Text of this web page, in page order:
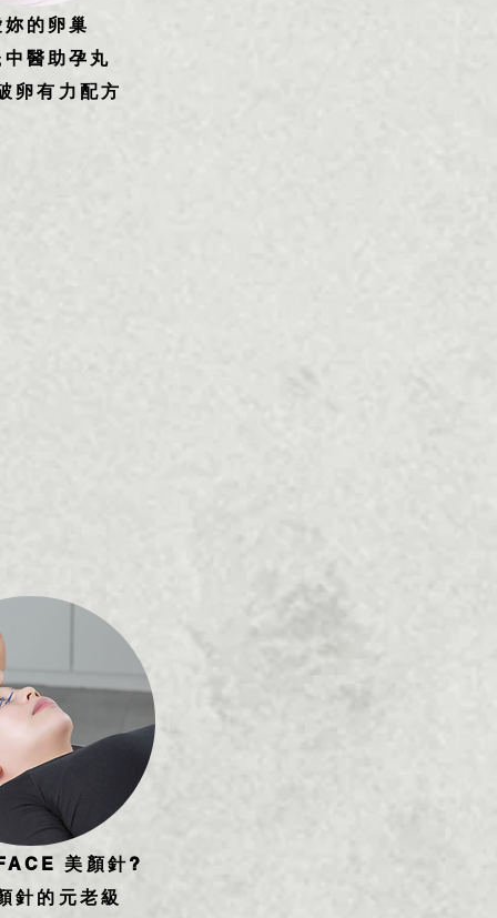
妳的卵巢
中醫助孕丸
卵有力配方
美顏針?
針的元老級